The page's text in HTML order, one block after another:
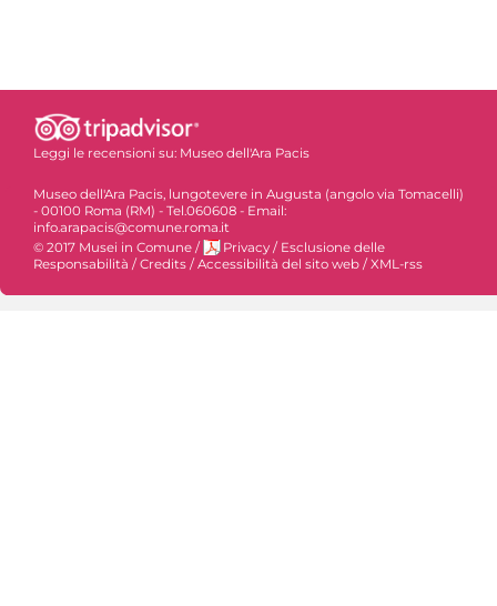
Leggi le recensioni su: Museo dell'Ara Pacis
Museo dell'Ara Pacis, lungotevere in Augusta (angolo via Tomacelli)
- 00100 Roma (RM) - Tel.060608 - Email:
info.arapacis@comune.roma.it
© 2017 Musei in Comune / Privacy / Esclusione delle
Responsabilità / Credits / Accessibilità del sito web / XML-rss